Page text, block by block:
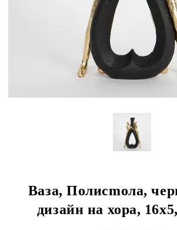
Ваза, Полиcmола,
дизайн на хора,